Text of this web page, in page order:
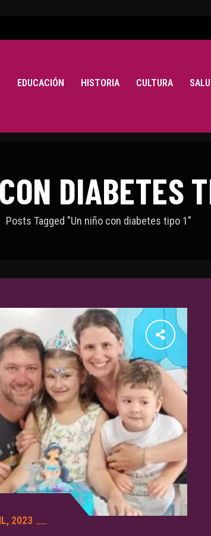
EDUCACIÓN HISTORIA CULTURA
DIABETES
Posts Tagged "Un niño con diabetes tipo 1"
2023